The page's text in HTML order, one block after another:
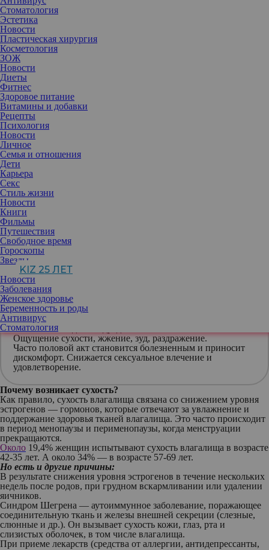
Стоматология
Эстетика
Новости
Пластическая хирургия
Косметология
ЗОЖ
Новости
Диеты
Фитнес
Здоровое питание
Витамины и добавки
Рецепты
Психология
Новости
Личное
Семья и отношения
Дети
Карьера
Секс
Стиль жизни
Новости
Книги
Фильмы
Путешествия
Свободное время
Гороскопы
Звезды
KIZ 25 ЛЕТ
Новости
Заболевания
Женское здоровье
Беременность и роды
Антивирус
Стоматология
Ощущаете дискомфорт и болезненность в интимной зоне?
Возможно, это симптомы сухости влагалища. Читайте далее,
чтобы понять, какие факторы могут способствовать
появлению этой проблемы.
Сухость влагалища
которой влагалище недостаточно увлажнено и женщина
испытывает неприятные ощущения, такие как сухость,
раздражение кожи, жжение или зуд.
До менопаузы у женщин количество выделений в день
составляет около 0,5-1 ч.л. Но этот объем влаги может
варьироваться в течение месяца.
Признаки сухости влагалища:
Недостаток влаги во влагалище и вокруг него в течение
нескольких недель подряд.
Ощущение сухости, жжение, зуд, раздражение.
Часто половой акт становится болезненным и приносит
дискомфорт. Снижается сексуальное влечение и
удовлетворение.
Почему возникает сухость?
Как правило, сухость влагалища связана со снижением уровня
эстрогенов — гормонов, которые отвечают за увлажнение и
поддержание здоровья тканей влагалища. Это часто происходит
в период менопаузы и перименопаузы, когда менструации
прекращаются.
Около 19,4% женщин испытывают сухость влагалища в возрасте
42-35 лет. А около 34% — в возрасте 57-69 лет.
Но есть и другие причины:
В результате снижения уровня эстрогенов в течение нескольких
недель после родов, при грудном вскармливании или удалении
яичников.
Синдром Шегрена — аутоиммунное заболевание, поражающее
соединительную ткань и железы внешней секреции (слезные,
слюнные и др.). Он вызывает сухость кожи, глаз, рта и
слизистых оболочек, в том числе влагалища.
При приеме лекарств (средства от аллергии, антидепрессанты,